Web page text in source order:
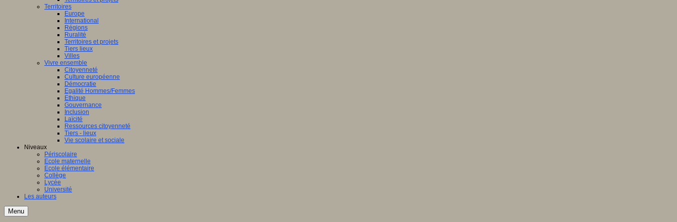
Territoires
Europe
International
Régions
Ruralité
Territoires et projets
Tiers lieux
Villes
Vivre ensemble
Citoyenneté
Culture européenne
Démocratie
Egalité Hommes/Femmes
Ethique
Gouvernance
Inclusion
Laïcité
Ressources citoyenneté
Tiers - lieux
Vie scolaire et sociale
Niveaux
Périscolaire
Ecole maternelle
Ecole élémentaire
Collège
Lycée
Université
Les auteurs
Menu